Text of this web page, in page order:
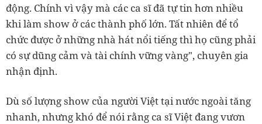
động. Chính vì vậy mà các ca sĩ đã tự tin hơn nhiều
khi làm show ở các thành phố lớn. Tất nhiên để tổ
chức được ở những nhà hát nổi tiếng thì họ cũng phải
có sự dũng cảm và tài chính vững vàng", chuyên gia
nhận định.
Dù số lượng show của người Việt tại nước ngoài tăng
nhanh, nhưng khó để nói rằng ca sĩ Việt đang vươn